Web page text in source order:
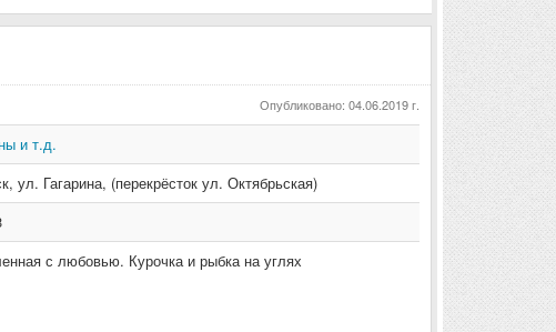
Опубликовано: 04.06.2019 г.
и т.д.
, ул. Гагарина, (перекрёсток ул. Октябрьская)
с любовью. Курочка и рыбка на углях